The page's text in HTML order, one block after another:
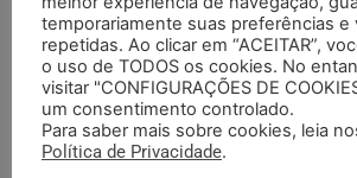
LANÇAMENTO DA
PARLAMENTAR EM
PROFISSIONAIS DO
SOCIOEDUCATIVO
Representantes do SEMAPI
temporariamente suas preferências e
repetidas. Ao clicar em “ACEITAR”,
o uso de TODOS os cookies. No
visitar "CONFIGURAÇÕES DE
um consentimento controlado.
Para saber mais sobre cookies, leia
Política de Privacidade.